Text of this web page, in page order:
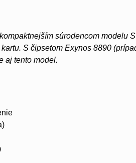
súrodencom modelu
S čipsetom Exynos 8890
aj tento model.